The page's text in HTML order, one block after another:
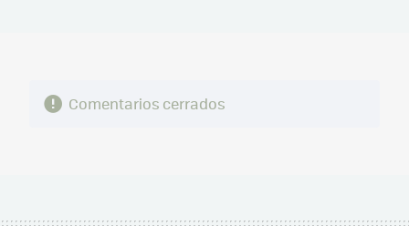
Comentarios cerrados